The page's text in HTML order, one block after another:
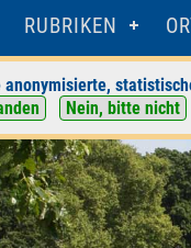
RUBRIKEN
anonymisierte,
Nein, bitte nicht